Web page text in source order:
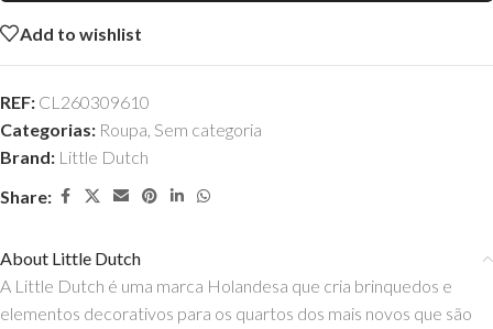
Add to wishlist
REF: CL260309610
Categorias: Roupa, Sem categoria
Brand: Little Dutch
Share:
About Little Dutch
A Little Dutch é uma marca Holandesa que cria brinquedos e
elementos decorativos para os quartos dos mais novos que são